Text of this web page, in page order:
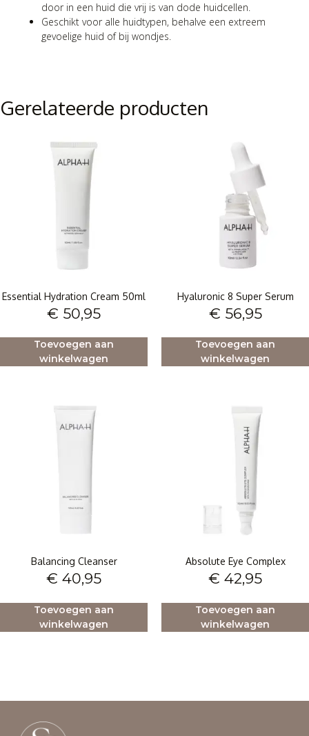
door in een huid die vrij is van dode huidcellen.
Geschikt voor alle huidtypen, behalve een extreem
gevoelige huid of bij wondjes.
Gerelateerde producten
Essential Hydration Cream 50ml
€ 50,95
Toevoegen aan
winkelwagen
Hyaluronic 8 Super Serum
€ 56,95
Toevoegen aan
winkelwagen
Balancing Cleanser
€ 40,95
Toevoegen aan
winkelwagen
Absolute Eye Complex
€ 42,95
Toevoegen aan
winkelwagen